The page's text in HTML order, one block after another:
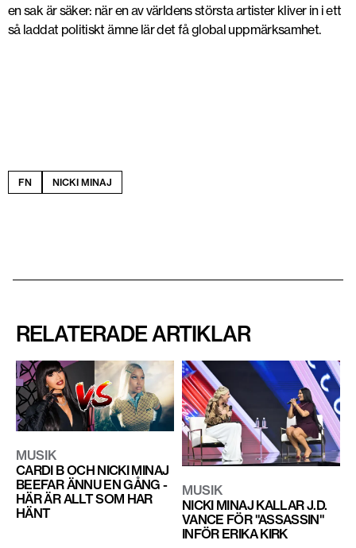
en sak är säker: när en av världens största artister kliver in i ett
så laddat politiskt ämne lär det få global uppmärksamhet.
FN NICKI MINAJ
RELATERADE ARTIKLAR
MUSIK
CARDI B OCH NICKI MINAJ
BEEFAR ÄNNU EN GÅNG -
HÄR ÄR ALLT SOM HAR
HÄNT
MUSIK
NICKI MINAJ KALLAR J.D.
VANCE FÖR "ASSASSIN"
INFÖR ERIKA KIRK